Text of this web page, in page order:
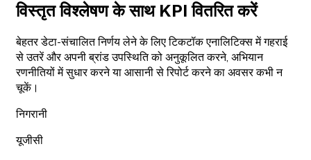
विस्तृत विश्लेषण के साथ KPI वितरित करें
बेहतर डेटा-संचालित निर्णय लेने के लिए टिकटॉक एनालिटिक्स में गहराई
से उतरें और अपनी ब्रांड उपस्थिति को अनुकूलित करने, अभियान
रणनीतियों में सुधार करने या आसानी से रिपोर्ट करने का अवसर कभी न
चूकें।
निगरानी
यूजीसी